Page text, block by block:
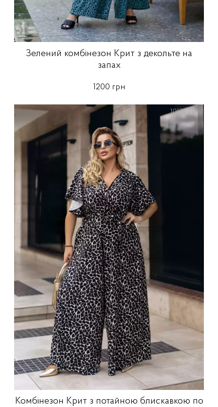
Зелений комбінезон Крит з декольте на
запах
1200 грн
Комбінезон Крит з потайною блискавкою по